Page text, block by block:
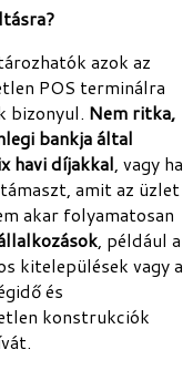
azok az
POS terminálra
bizonyul. Nem ritka,
bankja által
havi díjakkal, vagy ha
amit az üzlet
akar folyamatosan
, például a
kitelepülések vagy a
és
konstrukciók